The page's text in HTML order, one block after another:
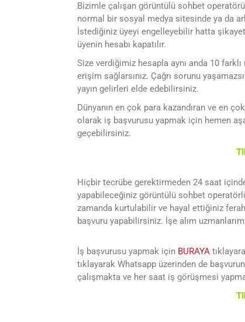
Bizimle çalışan görüntülü sohbet
normal bir sosyal medya sitesinde ya da
İstediğiniz üyeyi engelleyebilir hatta
üyenin hesabı kapatılır.
Size verdiğimiz hesapla aynı anda 10
erişim sağlarsınız. Çağrı sorunu
yayın gelirleri elde edebilirsiniz.
Dünyanın en çok para kazandıran ve en
olarak iş başvurusu yapmak için hemen
geçebilirsiniz.
Hiçbir tecrübe gerektirmeden 24 saat
yapabileceğiniz görüntülü sohbet
zamanda kurtulabilir ve hayal ettiğiniz
başvuru yapabilirsiniz. İşe alım
İş başvurusu yapmak için BURAYA
tıklayarak Whatsapp üzerinden de
çalışmakta ve her saat iş görüşmesi